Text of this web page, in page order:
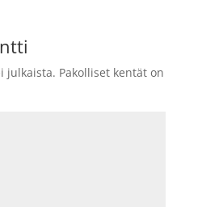
julkaista. Pakolliset kentät on